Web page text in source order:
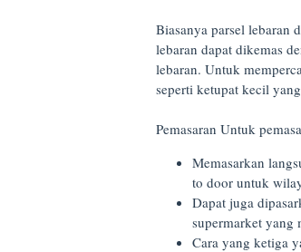
Biasanya parsel lebaran
lebaran dapat dikemas
lebaran. Untuk
seperti ketupat kecil
Pemasaran Untuk
Memasarkan
to door untuk
Dapat juga
supermarket yang
Cara yang ketiga